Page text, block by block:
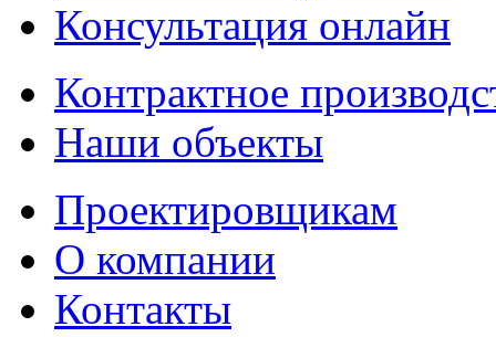
Консультация онлайн
Контрактное
Наши объекты
Проектировщикам
О компании
Контакты